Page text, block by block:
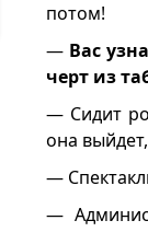
потом!
— Вас
черт из
— Сидит
она
—
—